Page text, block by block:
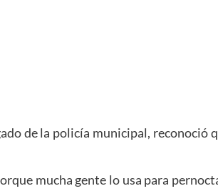
de la policía municipal,
mucha gente lo usa para